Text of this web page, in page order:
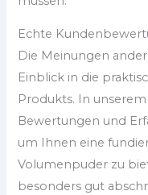
Echte
Die Meinungen
Einblick in die
Produkts. In
Bewertungen und
um Ihnen eine
Volumenpuder zu
besonders gut